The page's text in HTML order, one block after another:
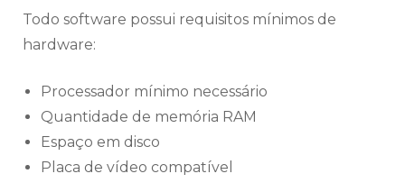
Todo software possui requisitos mínimos de
hardware:
Processador mínimo necessário
Quantidade de memória RAM
Espaço em disco
Placa de vídeo compatível